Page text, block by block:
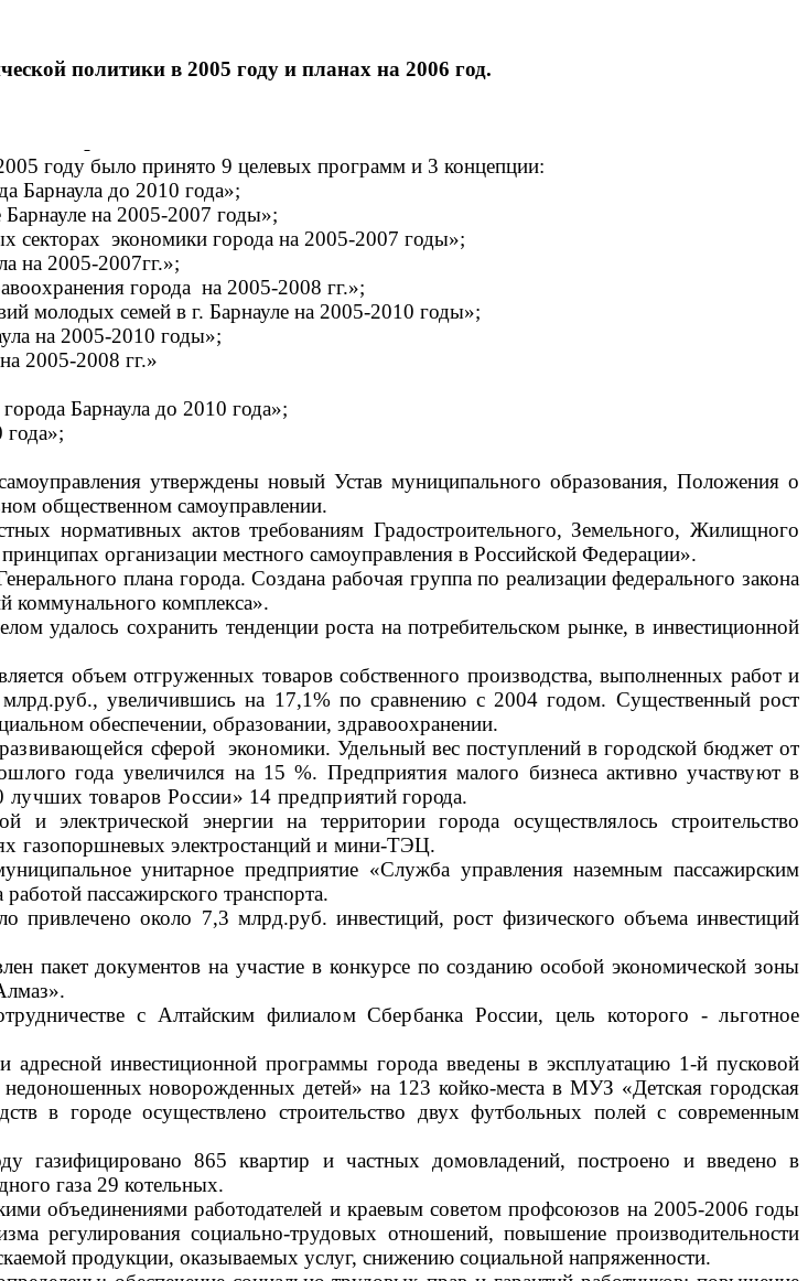
политики в 2005 году и планах на 2006 год.
году было принято 9 целевых программ и 3 концепции:
Барнаула до 2010 года»;
на 2005-2007 годы»;
секторах экономики города на 2005-2007 годы»;
на 2005-2007гг.»;
города на 2005-2008 гг.»;
молодых семей в г. Барнауле на 2005-2010 годы»;
на 2005-2010 годы»;
2005-2008 гг.»
Барнаула до 2010 года»;
года»;
утверждены новый Устав муниципального образования, Положения о
общественном самоуправлении.
нормативных актов требованиям Градостроительного, Земельного, Жилищного
организации местного самоуправления в Российской Федерации».
плана города. Создана рабочая группа по реализации федерального закона
коммунального комплекса».
удалось сохранить тенденции роста на потребительском рынке, в инвестиционной
объем отгруженных товаров собственного производства, выполненных работ и
увеличившись на 17,1% по сравнению с 2004 годом. Существенный рост
обеспечении, образовании, здравоохранении.
сферой экономики. Удельный вес поступлений в городской бюджет от
года увеличился на 15 %. Предприятия малого бизнеса активно участвуют в
товаров России» 14 предприятийгорода.
электрической энергии на территории города осуществлялось строительство
газопоршневых электростанций и мини-ТЭЦ.
унитарное предприятие «Служба управления наземным пассажирским
пассажирского транспорта.
привлечено около 7,3 млрд.руб. инвестиций, рост физического объема инвестиций
пакет документов на участие в конкурсе по созданию особой экономической зоны
с Алтайским филиалом Сбербанка России, цель которого - льготное
инвестиционной программы города введены в эксплуатацию 1-й пусковой
новорожденных детей» на 123 койко-места в МУЗ «Детская городская
в городеосуществлено строительство двух футбольных полей с современным
газифицировано 865 квартир и частных домовладений, построено и введено в
газа 29 котельных.
объединениями работодателей и краевым советом профсоюзов на 2005-2006 годы
регулирования социально-трудовых отношений, повышение производительности
продукции, оказываемых услуг, снижению социальной напряженности.